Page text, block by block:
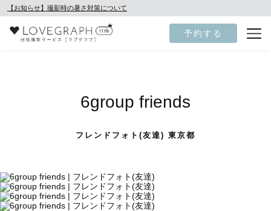
【お知らせ】撮影時の暑さ対策について
予約する
6group friends
フレンドフォト(友達) 東京都